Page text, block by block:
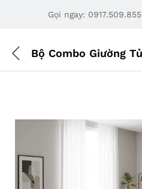
Gọi ngay: 0917.509.855